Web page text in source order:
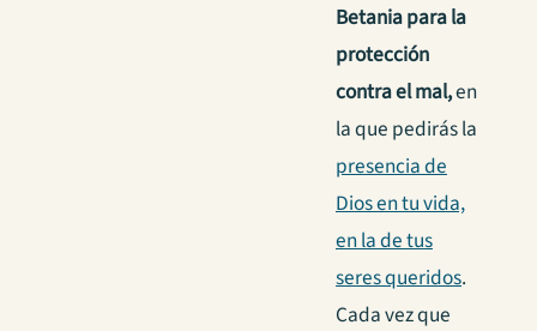
Betania para la
protección
contra el mal,en
la que pedirás la
presencia de
Dios en tu vida,
en la de tus
seres queridos.
Cada vez que